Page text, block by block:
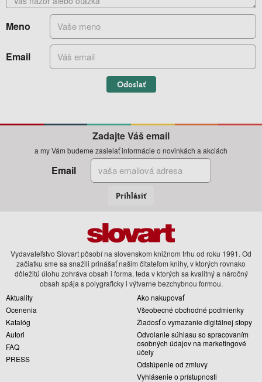
Meno
Email
Odoslať
Zadajte Váš email
a my Vám budeme zasielať informácie o novinkách a akciách
Email
Prihlásiť
Vydavateľstvo Slovart pôsobí na slovenskom knižnom trhu od roku 1991. Od
začiatku sme sa snažili prinášať našim čitateľom knihy, v ktorých rovnako
dôležitú úlohu zohráva obsah i forma, teda v ktorých sa kvalitný a náročný
obsah spája s polygraficky i výtvarne bezchybnou formou.
Aktuality
Ocenenia
Katalóg
Autori
FAQ
PRESS
Ako nakupovať
Všeobecné obchodné podmienky
Žiadosť o vymazanie digitálnej stopy
Odvolanie súhlasu so spracovaním
osobných údajov na marketingové
účely
Odstúpenie od zmluvy
Vyhlásenie o prístupnosti